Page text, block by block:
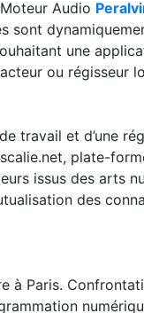
Audio
sont
une
ou régisseur
travail et d’une
plate-
issus des arts
des
à Paris.